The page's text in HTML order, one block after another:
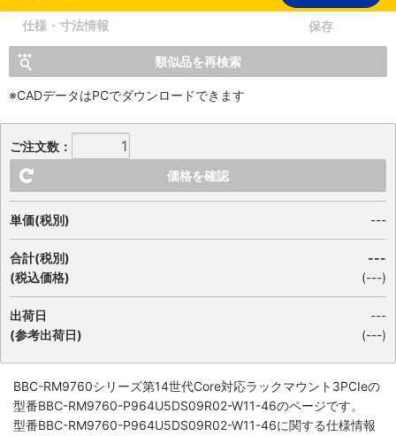
仕様・寸法情報 保存
類似品を再検索
※CADデータはPCでダウンロードできます
ご注文数：
価格を確認
単価(税別) ---
合計(税別)
(税込価格)
---
(---)
出荷日
(参考出荷日)
---
(---)
BBC-RM9760シリーズ第14世代Core対応ラックマウント3PCIeの
型番BBC-RM9760-P964U5DS09R02-W11-46のページです。
型番BBC-RM9760-P964U5DS09R02-W11-46に関する仕様情報